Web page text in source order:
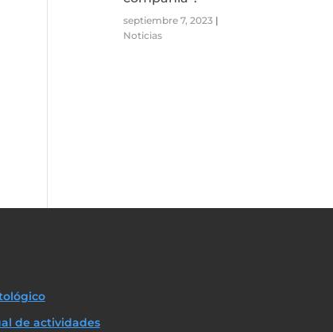
septiembre 7, 2023 |
Noticias
de actividades